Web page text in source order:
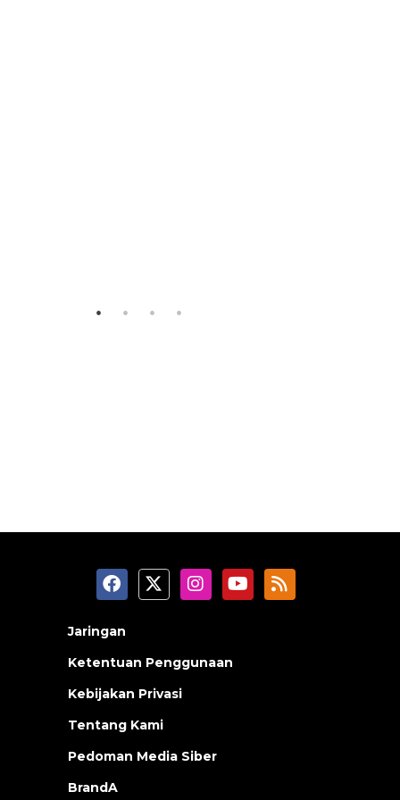
Jaringan
Ketentuan Penggunaan
Kebijakan Privasi
Tentang Kami
Pedoman Media Siber
BrandA